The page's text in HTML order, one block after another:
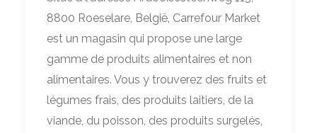
8800 Roeselare, België, Carrefour Market
est un magasin qui propose une large
gamme de produits alimentaires et non
alimentaires. Vous y trouverez des fruits et
légumes frais, des produits laitiers, de la
viande, du poisson, des produits surgelés,